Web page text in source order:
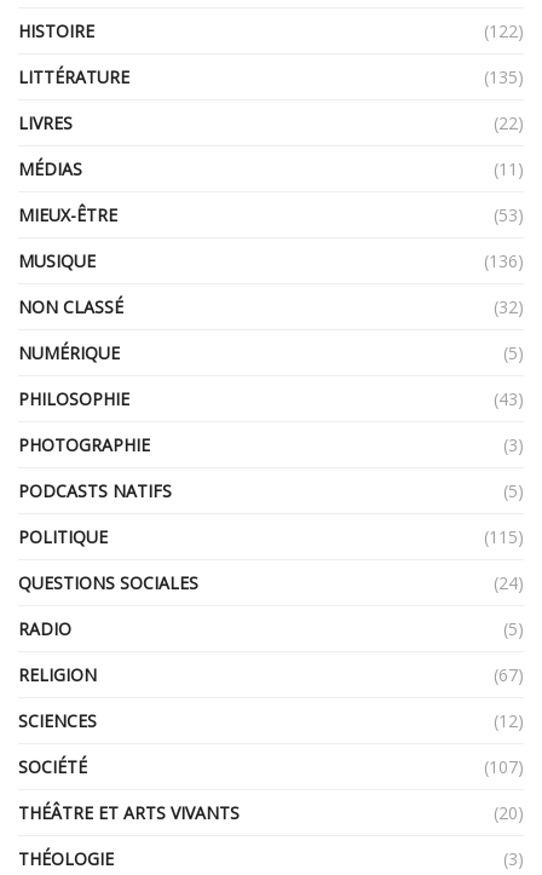
HISTOIRE
(122)
LITTÉRATURE
(135)
LIVRES
(22)
MÉDIAS
(11)
MIEUX-ÊTRE
(53)
MUSIQUE
(136)
NON CLASSÉ
(32)
NUMÉRIQUE
(5)
PHILOSOPHIE
(43)
PHOTOGRAPHIE
(3)
PODCASTS NATIFS
(5)
POLITIQUE
(115)
QUESTIONS SOCIALES
(24)
RADIO
(5)
RELIGION
(67)
SCIENCES
(12)
SOCIÉTÉ
(107)
THÉÂTRE ET ARTS VIVANTS
(20)
THÉOLOGIE
(3)